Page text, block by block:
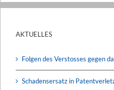
AKTUELLES
Folgen des Verstosses gegen
Schadensersatz in